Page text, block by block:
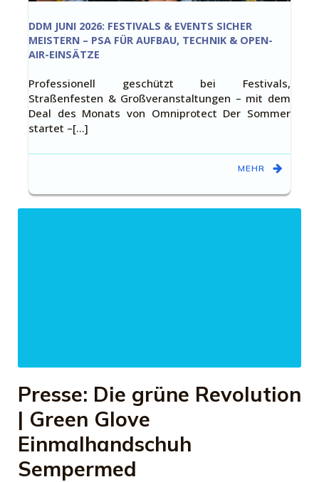
DDM JUNI 2026: FESTIVALS & EVENTS SICHER
MEISTERN – PSA FÜR AUFBAU, TECHNIK & OPEN-
AIR-EINSÄTZE
Professionell geschützt bei Festivals,
Straßenfesten & Großveranstaltungen – mit dem
Deal des Monats von Omniprotect Der Sommer
startet –[…]
MEHR
Presse: Die grüne Revolution
| Green Glove
Einmalhandschuh
Sempermed